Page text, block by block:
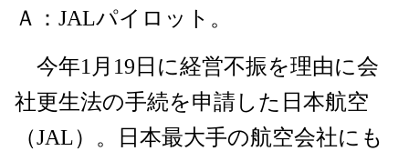
Ａ：JALパイロット。
今年1月19日に経営不振を理由に会
社更生法の手続を申請した日本航空
（JAL）。日本最大手の航空会社にも